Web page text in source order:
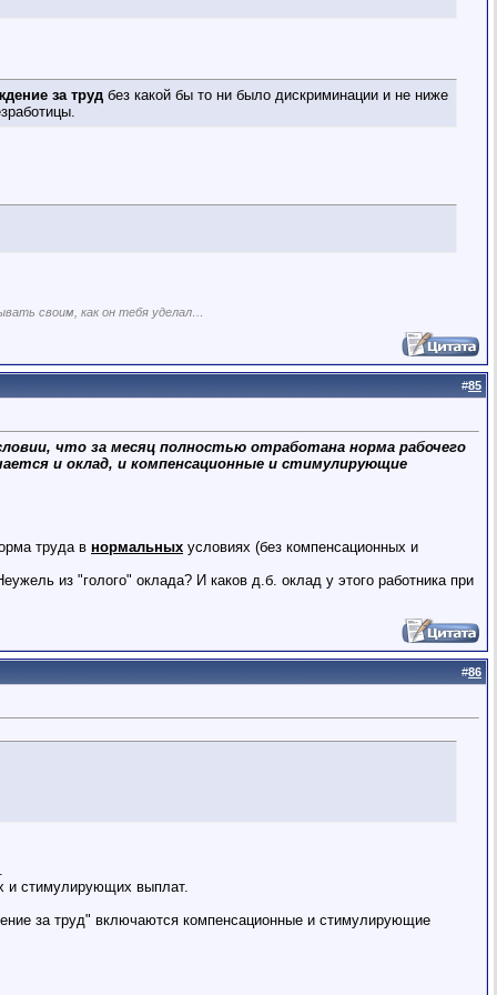
за труд без какой бы то ни было дискриминации и не ниже
своим, как он тебя уделал…
#85
что за месяц полностью отработана норма рабочего
и оклад, и компенсационные и стимулирующие
труда в нормальных условиях (без компенсационных и
из "голого" оклада? И каков д.б. оклад у этого работника при
#86
и стимулирующих выплат.
за труд" включаются компенсационные и стимулирующие